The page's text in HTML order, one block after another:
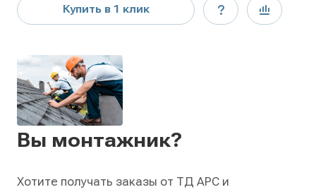
Купить в 1 клик
Вы монтажник?
Хотите получать заказы от ТД АРС и